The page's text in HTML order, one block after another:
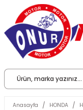
Anasayfa HONDA